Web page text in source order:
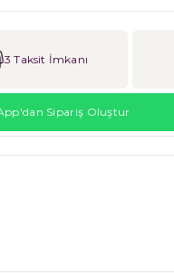
3 Taksit İmkanı
Sipariş Oluştur